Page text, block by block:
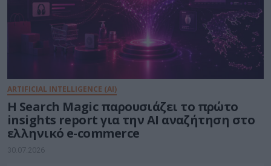
ARTIFICIAL INTELLIGENCE (AI)
Η Search Magic παρουσιάζει το πρώτο
insights report για την AI αναζήτηση στο
ελληνικό e-commerce
30.07.2026